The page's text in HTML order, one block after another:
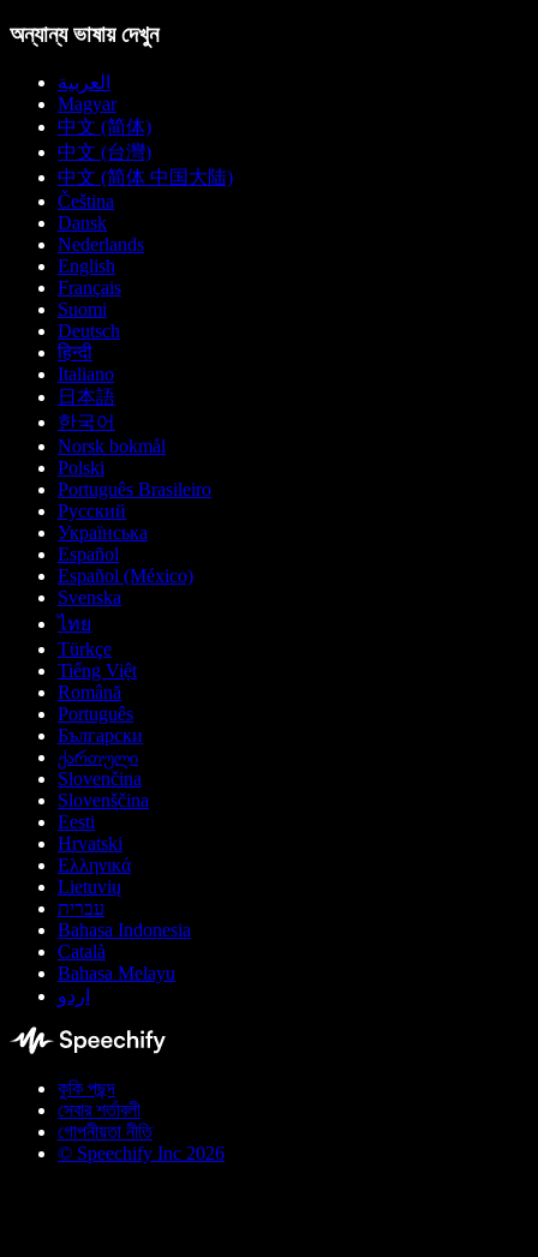
অন্যান্য ভাষায় দেখুন
العربية
Magyar
中文 (简体)
中文 (台灣)
中文 (简体 中国大陆)
Čeština
Dansk
Nederlands
English
Français
Suomi
Deutsch
हिन्दी
Italiano
日本語
한국어
Norsk bokmål
Polski
Português Brasileiro
Русский
Українська
Español
Español (México)
Svenska
ไทย
Türkçe
Tiếng Việt
Română
Português
Български
ქართული
Slovenčina
Slovenščina
Eesti
Hrvatski
Ελληνικά
Lietuvių
עברית
Bahasa Indonesia
Català
Bahasa Melayu
اردو
কুকি পছন্দ
সেবার শর্তাবলী
গোপনীয়তা নীতি
© Speechify Inc 2026